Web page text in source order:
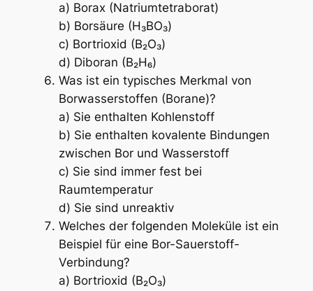
a) Borax (Natriumtetraborat)
b) Borsäure (H₃BO₃)
c) Bortrioxid (B₂O₃)
d) Diboran (B₂H₆)
Was ist ein typisches Merkmal von
Borwasserstoffen (Borane)?
a) Sie enthalten Kohlenstoff
b) Sie enthalten kovalente Bindungen
zwischen Bor und Wasserstoff
c) Sie sind immer fest bei
Raumtemperatur
d) Sie sind unreaktiv
Welches der folgenden Moleküle ist ein
Beispiel für eine Bor-Sauerstoff-
Verbindung?
a) Bortrioxid (B₂O₃)